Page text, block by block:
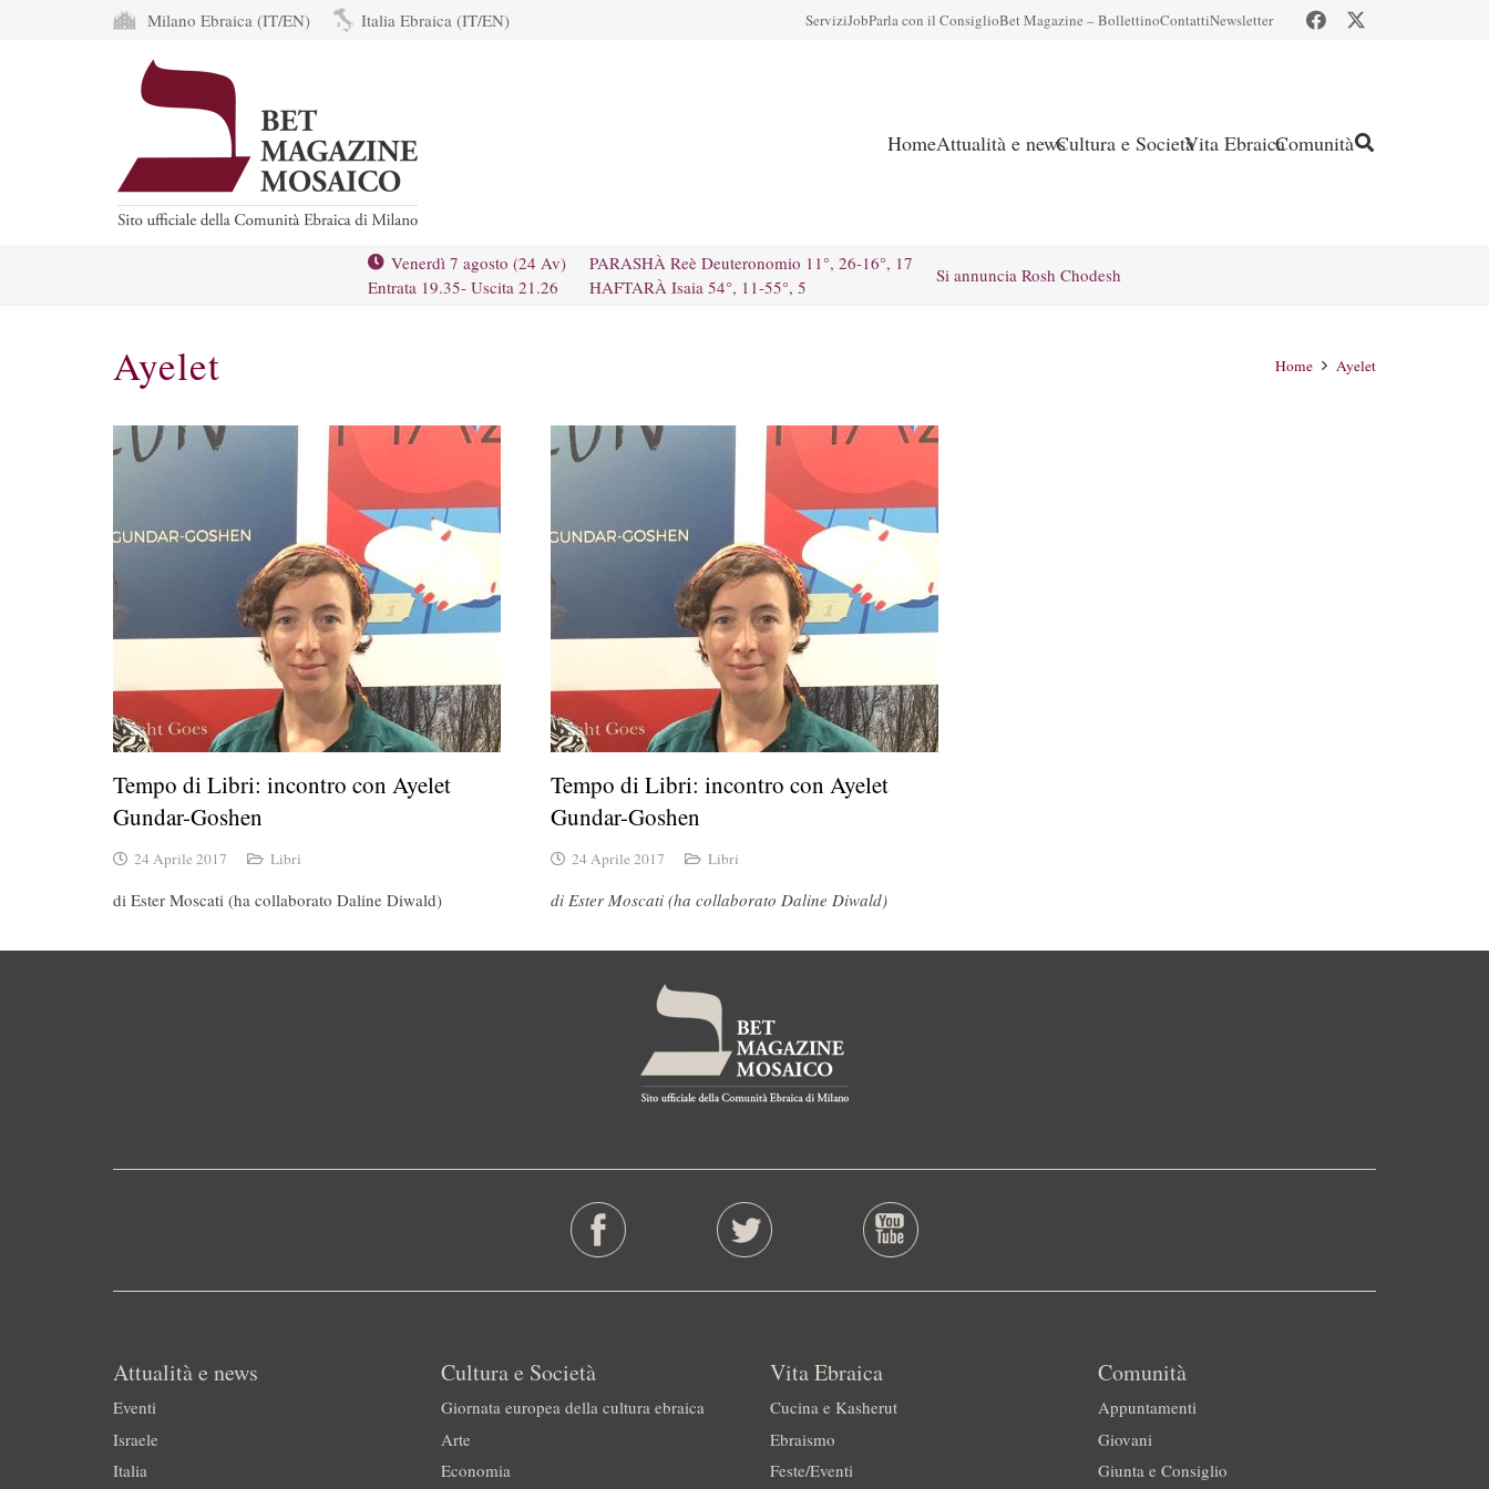
Milano Ebraica (IT/EN) Italia Ebraica (IT/EN) ServiziJobParla con il ConsiglioBet Magazine – BollettinoContattiNewsletter
HomeAttualità e newsCultura e SocietàVita EbraicaComunità
Venerdì 7 agosto (24 Av)
Entrata 19.35- Uscita 21.26
PARASHÀ Reè Deuteronomio 11°, 26-16°, 17
HAFTARÀ Isaia 54°, 11-55°, 5
Si annuncia Rosh Chodesh
Ayelet Home Ayelet
Tempo di Libri: incontro con Ayelet
Gundar-Goshen
24 Aprile 2017 Libri
di Ester Moscati (ha collaborato Daline Diwald)
Tempo di Libri: incontro con Ayelet
Gundar-Goshen
24 Aprile 2017 Libri
di Ester Moscati (ha collaborato Daline Diwald)
Attualità e news
Eventi
Israele
Italia
Cultura e Società
Giornata europea della cultura ebraica
Arte
Economia
Vita Ebraica
Cucina e Kasherut
Ebraismo
Feste/Eventi
Comunità
Appuntamenti
Giovani
Giunta e Consiglio